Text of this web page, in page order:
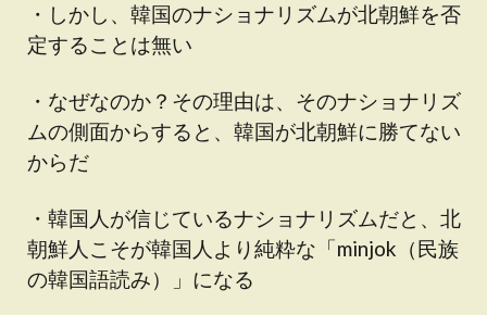
・しかし、韓国のナショナリズムが北朝鮮を否
定することは無い
・なぜなのか？その理由は、そのナショナリズ
ムの側面からすると、韓国が北朝鮮に勝てない
からだ
・韓国人が信じているナショナリズムだと、北
朝鮮人こそが韓国人より純粋な「minjok（民族
の韓国語読み）」になる